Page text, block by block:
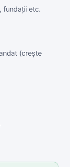
fundații etc.
(crește